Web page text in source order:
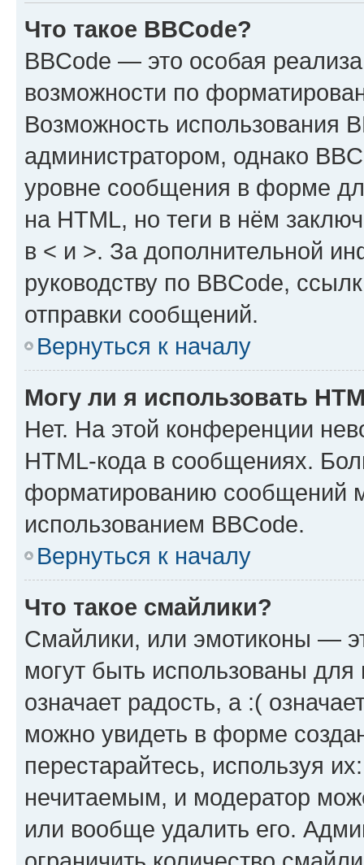
Что такое BBCode?
BBCode — это особая
возможности по
Возможность использования
администратором, однако
уровне сообщения в форме
на HTML, но теги в нём
в < и >. За дополнительной
руководству по BBCode,
отправки сообщений.
Вернуться к началу
Могу ли я использовать
Нет. На этой конференции
HTML-кода в сообщениях.
форматированию сообщений
использованием BBCode.
Вернуться к началу
Что такое смайлики?
Смайлики, или эмотиконы —
могут быть использованы
означает радость, а :(
можно увидеть в форме
перестарайтесь, используя
нечитаемым, и модератор
или вообще удалить его.